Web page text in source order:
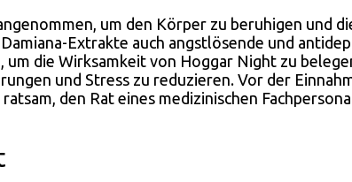
um den Körper zu beruhigen und
Extrakte auch angstlösende und
die Wirksamkeit von Hoggar Night zu
und Stress zu reduzieren. Vor der
den Rat eines medizinischen